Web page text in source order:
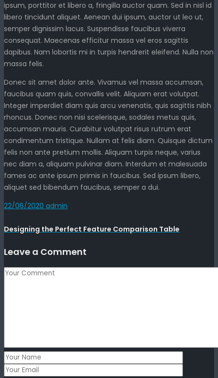
ipsum, porttitor et libero a, fringilla auctor quam. Sed in nisl id
libero tincidunt aliquet. Aenean dui ipsum, auctor ut leo ut,
semper dignissim lacus. Suspendisse faucibus viverra
consequat. Maecenas efficitur massa vel eros sagittis
dapibus. Nam lobortis mi in turpis hendrerit eleifend. Nulla non
massa felis.
Donec sit amet dolor ante. Vivamus vel massa accumsan,
faucibus quam quis, convallis velit. Aliquam erat volutpat.
Integer imperdiet diam quis arcu venenatis, quis sagittis nibh
rhoncus. Donec non nisi scelerisque, sodales metus quis,
accumsan mauris. Curabitur volutpat risus rutrum erat
condimentum tristique. Nullam at felis diam. Quisque dictum
felis non ante pretium mollis. Aliquam turpis neque, varius
nec diam a, aliquam pulvinar diam. Interdum et malesuada
fames ac ante ipsum primis in faucibus. Sed ipsum libero,
aliquet sed bibendum faucibus, semper a dui.
22/06/2020 admin
Designing the Perfect Feature Comparison Table
Leave a Comment